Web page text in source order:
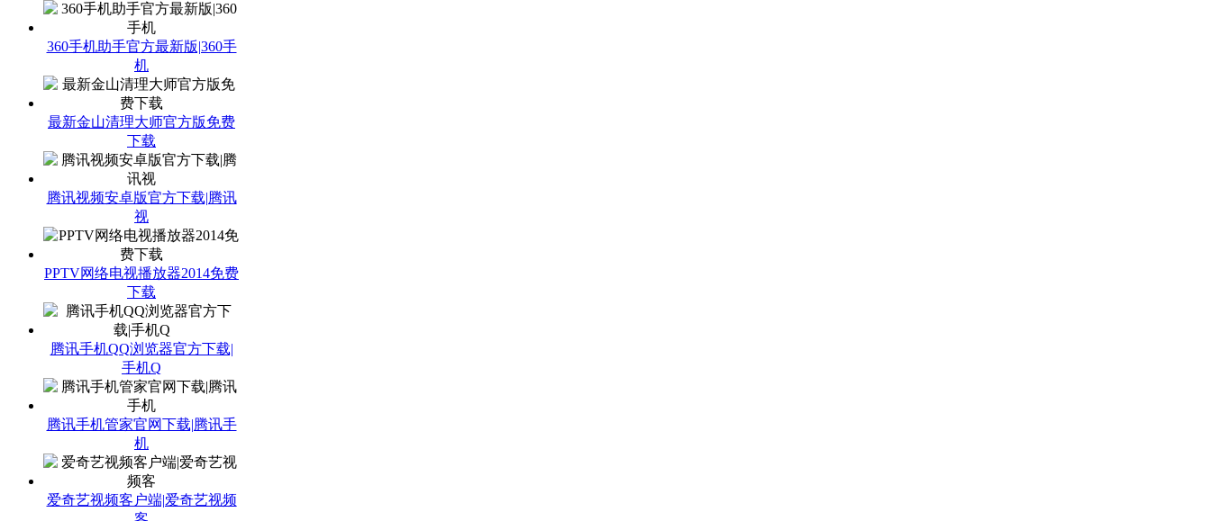
360手机助手官方最新版|360手
机
最新金山清理大师官方版免费
下载
腾讯视频安卓版官方下载|腾讯
视
PPTV网络电视播放器2014免费
下载
腾讯手机QQ浏览器官方下载|
手机Q
腾讯手机管家官网下载|腾讯手
机
爱奇艺视频客户端|爱奇艺视频